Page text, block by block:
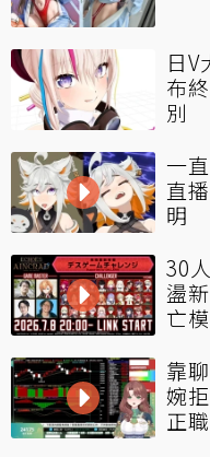
日
布
別
一
直
明
30
盪
亡模
靠
婉
正